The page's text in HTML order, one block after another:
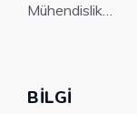
Mühendislik…
BILGI